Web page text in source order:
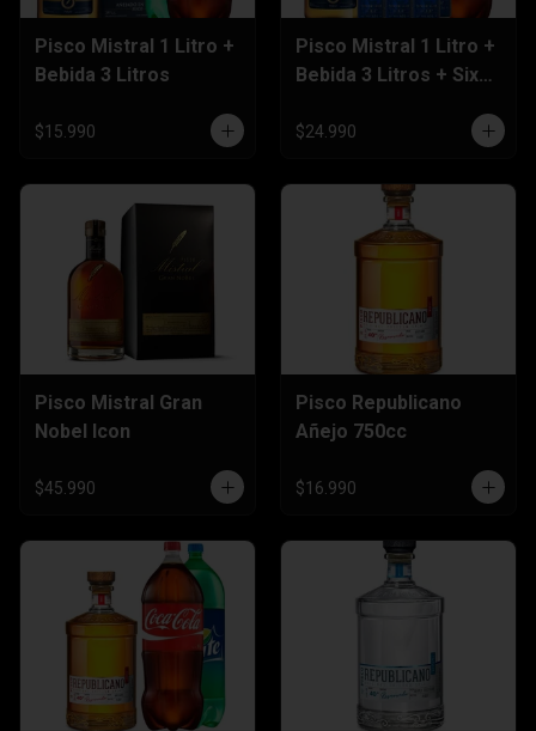
Pisco Mistral 1 Litro +
Bebida 3 Litros
$15.990
Pisco Mistral 1 Litro +
Bebida 3 Litros + Six
$24.990
Pisco Mistral Gran
Nobel Icon
$45.990
Pisco Republicano
Añejo 750cc
$16.990